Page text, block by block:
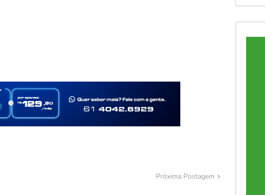
Próxima Postagem